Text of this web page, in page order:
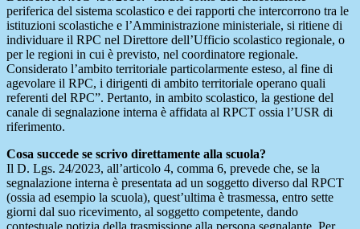
periferica del sistema scolastico e dei rapporti che intercorrono tra le
istituzioni scolastiche e l’Amministrazione ministeriale, si ritiene di
individuare il RPC nel Direttore dell’Ufficio scolastico regionale, o
per le regioni in cui è previsto, nel coordinatore regionale.
Considerato l’ambito territoriale particolarmente esteso, al fine di
agevolare il RPC, i dirigenti di ambito territoriale operano quali
referenti del RPC”. Pertanto, in ambito scolastico, la gestione del
canale di segnalazione interna è affidata al RPCT ossia l’USR di
riferimento.
Cosa succede se scrivo direttamente alla scuola?
Il D. Lgs. 24/2023, all’articolo 4, comma 6, prevede che, se la
segnalazione interna è presentata ad un soggetto diverso dal RPCT
(ossia ad esempio la scuola), quest’ultima è trasmessa, entro sette
giorni dal suo ricevimento, al soggetto competente, dando